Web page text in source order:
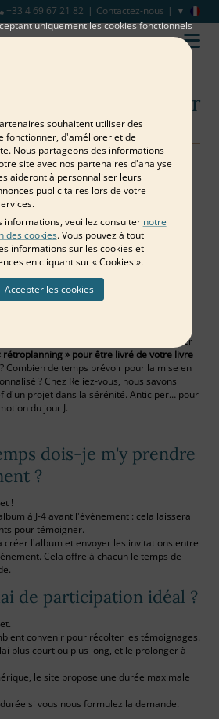
+33 4 69 67 21 82 Contactez-nous
pour un livre d'or
bons délais pour un livre d'or réussi
: combien de temps faut-il pour créer
rétroplanning » pour être livré de votre livre
? Combien de temps prévoir pour la mise en
? Chez Reliez-vous, nous savons
d'un projet dans la sérénité. Anticiper… pour
du jour J.
dois-je m'y prendre
?
!
à J-4 avant l'événement : cela laissera
pour témoigner.
créer l'album et envoyer les invitations entre
Cela offre à chacun le temps de
de participation idéal ?
convenir pour récolter les témoignages.
plus court ou plus long, et le prolonger à
le site propose une durée maximale
si vous nous formulez la demande.
uniquement les cookies fonctionnels
souhaitent utiliser des
fonctionner, d'améliorer et de
Nous partageons des informations
site avec nos partenaires d'analyse
aideront à personnaliser leurs
publicitaires lors de votre
informations, veuillez consulter notre
des cookies. Vous pouvez à tout
informations sur les cookies et
en cliquant sur « Cookies ».
Accepter les cookies